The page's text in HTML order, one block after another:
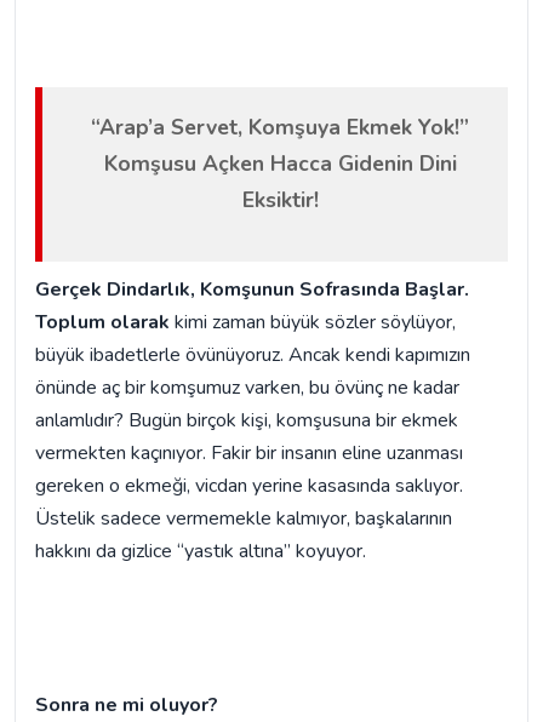
“Arap’a Servet, Komşuya Ekmek Yok!”
Komşusu Açken Hacca Gidenin Dini
Eksiktir!
Gerçek Dindarlık, Komşunun Sofrasında Başlar.
Toplum olarak kimi zaman büyük sözler söylüyor,
büyük ibadetlerle övünüyoruz. Ancak kendi kapımızın
önünde aç bir komşumuz varken, bu övünç ne kadar
anlamlıdır? Bugün birçok kişi, komşusuna bir ekmek
vermekten kaçınıyor. Fakir bir insanın eline uzanması
gereken o ekmeği, vicdan yerine kasasında saklıyor.
Üstelik sadece vermemekle kalmıyor, başkalarının
hakkını da gizlice “yastık altına” koyuyor.
Sonra ne mi oluyor?